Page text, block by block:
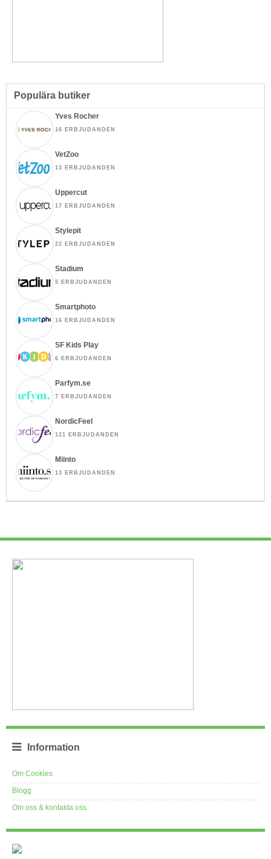
Populära butiker
Yves Rocher
16 ERBJUDANDEN
VetZoo
13 ERBJUDANDEN
Uppercut
17 ERBJUDANDEN
Stylepit
22 ERBJUDANDEN
Stadium
5 ERBJUDANDEN
Smartphoto
16 ERBJUDANDEN
SF Kids Play
6 ERBJUDANDEN
Parfym.se
7 ERBJUDANDEN
NordicFeel
121 ERBJUDANDEN
Miinto
13 ERBJUDANDEN
Information
Om Cookies
Blogg
Om oss & kontakta oss